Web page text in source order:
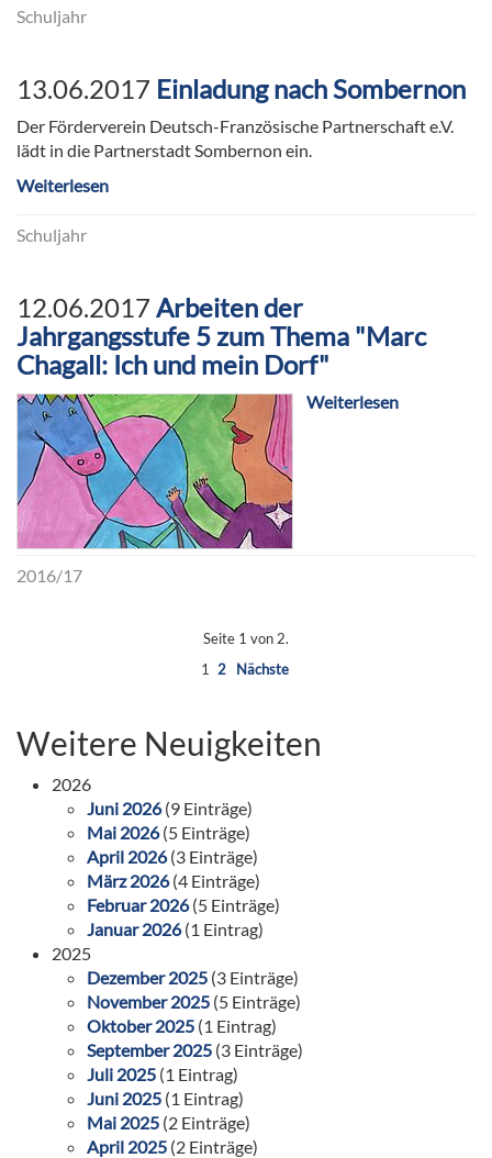
Schuljahr
13.06.2017 Einladung nach Sombernon
Der Förderverein Deutsch-Französische Partnerschaft e.V.
lädt in die Partnerstadt Sombernon ein.
Weiterlesen
Schuljahr
12.06.2017 Arbeiten der
Jahrgangsstufe 5 zum Thema "Marc
Chagall: Ich und mein Dorf"
Weiterlesen
2016/17
Seite 1 von 2.
1
2 Nächste
Weitere Neuigkeiten
2026
Juni 2026(9 Einträge)
Mai 2026(5 Einträge)
April 2026(3 Einträge)
März 2026(4 Einträge)
Februar 2026(5 Einträge)
Januar 2026(1 Eintrag)
2025
Dezember 2025 (3 Einträge)
November 2025 (5 Einträge)
Oktober 2025 (1 Eintrag)
September 2025 (3 Einträge)
Juli 2025 (1 Eintrag)
Juni 2025 (1 Eintrag)
Mai 2025 (2 Einträge)
April 2025 (2 Einträge)